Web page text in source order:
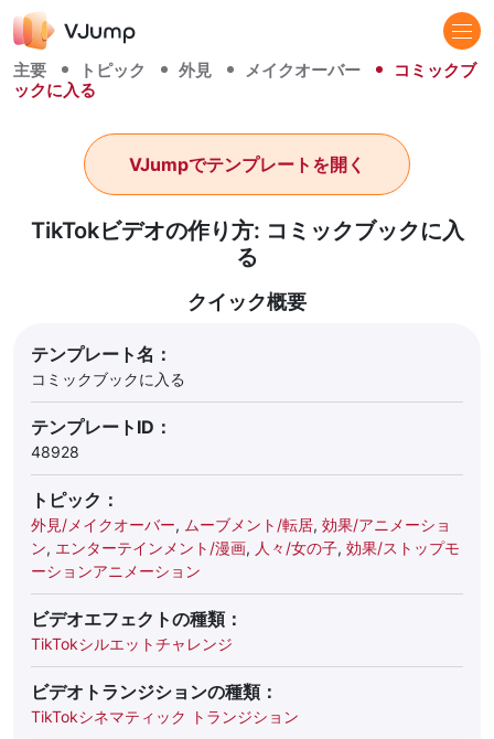
主要 トピック 外見 メイクオーバー
コミックブ
ックに入る
TikTokビデオの作り方: コミックブックに入
る
VJumpでテンプレートを開く
クイック概要
テンプレート名：
コミックブックに入る
テンプレートID：
48928
トピック：
外見/メイクオーバー, ムーブメント/転居, 効果/アニメーショ
ン, エンターテインメント/漫画, 人々/女の子, 効果/ストップモ
ーションアニメーション
ビデオエフェクトの種類：
TikTokシルエットチャレンジ
ビデオトランジションの種類：
TikTokシネマティック トランジション